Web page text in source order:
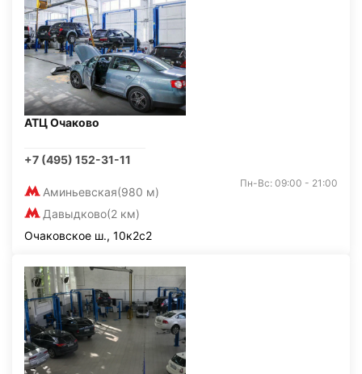
АТЦ Очаково
+7 (495) 152-31-11
Аминьевская(980 м)
Давыдково(2 км)
Пн-Вс: 09:00 - 21:00
Очаковское ш., 10к2с2